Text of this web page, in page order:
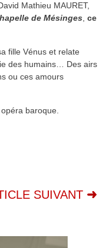
Mathieu MAURET,
de Mésinges ce
fille Vénus et relate
des humains… Des airs
ou ces amours
baroque.
SUIVANT